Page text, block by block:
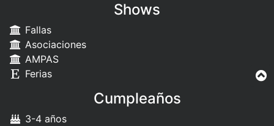
Shows
Fallas
Asociaciones
AMPAS
Ferias
Cumpleaños
3-4 años